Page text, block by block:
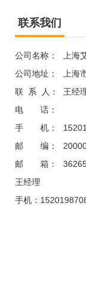
联系我们
公司名称：
上海
公司地址：
上海
联 系 人：
王经
电 话：
手 机：
邮 编：
邮 箱：
王经理
手机：